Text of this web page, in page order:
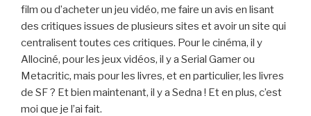
film ou d’acheter un jeu vidéo, me faire un avis en lisant
des critiques issues de plusieurs sites et avoir un site qui
centralisent toutes ces critiques. Pour le cinéma, il y
Allociné, pour les jeux vidéos, il y a Serial Gamer ou
Metacritic, mais pour les livres, et en particulier, les livres
de SF ? Et bien maintenant, il y a Sedna ! Et en plus, c’est
moi que je l’ai fait.